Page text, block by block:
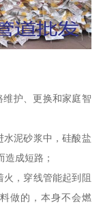
维护、更换和家庭智
水泥砂浆中，硅酸盐
成短路；
，穿线管能起到阻
做的，本身不会燃